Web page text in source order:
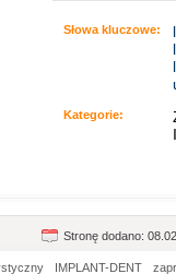
Słowa kluczowe:
Kategorie:
Stronę dodano:
IMPLANT-DENT